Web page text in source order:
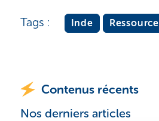
Tags : Inde
Contenus récents
Nos derniers articles